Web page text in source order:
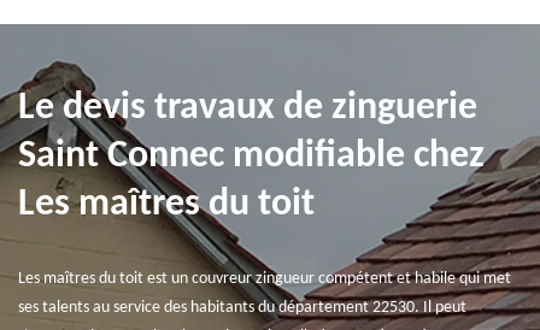
Le devis travaux de zinguerie
Saint Connec modifiable chez
Les maîtres du toit
Les maîtres du toit est un couvreur zingueur compétent et habile qui met
ses talents au service des habitants du département 22530. Il peut